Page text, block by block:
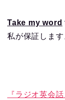
Take my word
私が保証します
『ラジオ英会